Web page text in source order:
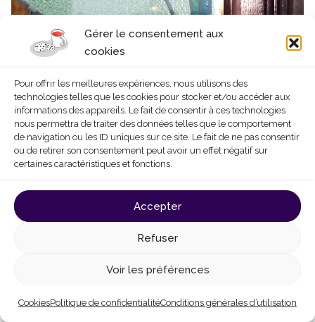
Gérer le consentement aux
cookies
Pour offrir les meilleures expériences, nous utilisons des
technologies telles que les cookies pour stocker et/ou accéder aux
informations des appareils. Le fait de consentir à ces technologies
nous permettra de traiter des données telles que le comportement
de navigation ou les ID uniques sur ce site. Le fait de ne pas consentir
ou de retirer son consentement peut avoir un effet négatif sur
certaines caractéristiques et fonctions.
Accepter
Refuser
Voir les préférences
CookiesPolitique de confidentialitéConditions générales d’utilisation
©J.-M. Gdalewitch